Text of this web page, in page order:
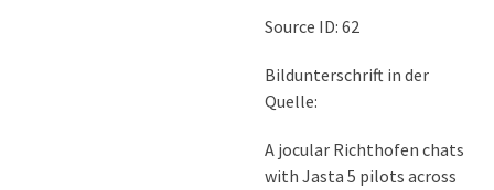
Source ID: 62
Bildunterschrift in der
Quelle:
A jocular Richthofen chats
with Jasta 5 pilots across